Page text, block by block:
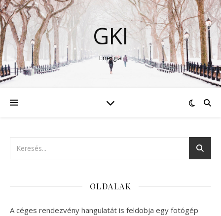
GKI
Energia
OLDALAK
A céges rendezvény hangulatát is feldobja egy fotógép